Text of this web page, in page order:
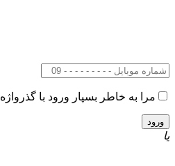
مرا به خاطر بسپار ورود با گذرواژه
یا